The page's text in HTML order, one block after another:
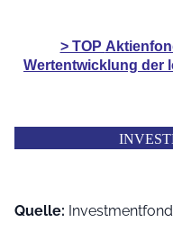
> TOP
Wertentwicklung der
Quelle: